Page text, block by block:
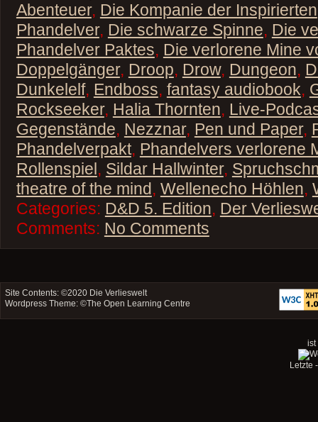
Abenteuer, Die Kompanie der Inspirierten
Phandelver, Die schwarze Spinne, Die
Phandelver Paktes, Die verlorene Mine
Doppelgänger, Droop, Drow, Dungeon,
Dunkelelf, Endboss, fantasy audiobook,
Rockseeker, Halia Thornten, Live-
Gegenstände, Nezznar, Pen und Paper,
Phandelverpakt, Phandelvers verlorene
Rollenspiel , Sildar Hallwinter,
theatre of the mind , Wellenecho Höhlen,
Categories: D&D 5. Edition, Der
Comments: No Comments
Site Contents: ©2020 Die Verlieswelt
Wordpress Theme: ©The Open Learning Centre
ist
Letzte